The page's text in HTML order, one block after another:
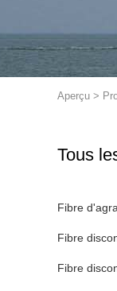
Aperçu >
Tous
Fibre
Fibre
Fibre